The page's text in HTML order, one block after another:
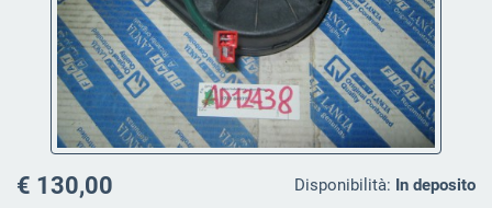
Disponibilità: In deposito
€ 130,00